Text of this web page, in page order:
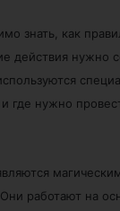
знать, как
действия нужно
где нужно
работают на